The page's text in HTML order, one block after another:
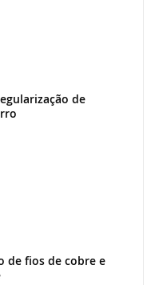
de
de fios de cobre e